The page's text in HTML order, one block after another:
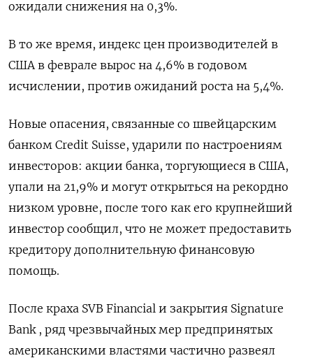
ожидали снижения на 0,3%.
В то же время, индекс цен производителей в
США в феврале вырос на 4,6% в годовом
исчислении, против ожиданий роста на 5,4%.
Новые опасения, связанные со швейцарским
банком Credit Suisse, ударили по настроениям
инвесторов: акции банка, торгующиеся в США,
упали на 21,9% и могут открыться на рекордно
низком уровне, после того как его крупнейший
инвестор сообщил, что не может предоставить
кредитору дополнительную финансовую
помощь.
После краха SVB Financial и закрытия Signature
Bank , ряд чрезвычайных мер предпринятых
американскими властями частично развеял